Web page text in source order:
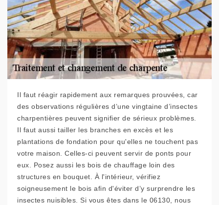
Il faut réagir rapidement aux remarques prouvées, car
des observations régulières d’une vingtaine d’insectes
charpentières peuvent signifier de sérieux problèmes.
Il faut aussi tailler les branches en excès et les
plantations de fondation pour qu'elles ne touchent pas
votre maison. Celles-ci peuvent servir de ponts pour
eux. Posez aussi les bois de chauffage loin des
structures en bouquet. À l'intérieur, vérifiez
soigneusement le bois afin d'éviter d’y surprendre les
insectes nuisibles. Si vous êtes dans le 06130, nous